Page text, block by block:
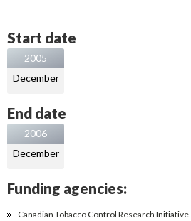
Start date
2005
December
End date
2006
December
Funding agencies:
Canadian Tobacco Control Research